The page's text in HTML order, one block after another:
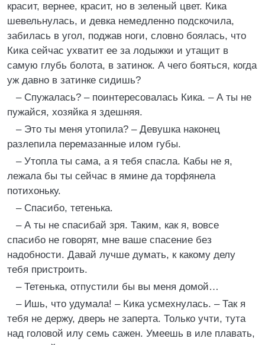
красит, вернее, красит, но в зеленый цвет. Кика
шевельнулась, и девка немедленно подскочила,
забилась в угол, поджав ноги, словно боялась, что
Кика сейчас ухватит ее за лодыжки и утащит в
самую глубь болота, в затинок. А чего бояться, когда
уж давно в затинке сидишь?
– Спужалась? – поинтересовалась Кика. – А ты не
пужайся, хозяйка я здешняя.
– Это ты меня утопила? – Девушка наконец
разлепила перемазанные илом губы.
– Утопла ты сама, а я тебя спасла. Кабы не я,
лежала бы ты сейчас в ямине да торфянела
потихоньку.
– Спасибо, тетенька.
– А ты не спасибай зря. Таким, как я, вовсе
спасибо не говорят, мне ваше спасение без
надобности. Давай лучше думать, к какому делу
тебя пристроить.
– Тетенька, отпустили бы вы меня домой…
– Ишь, что удумала! – Кика усмехнулась. – Так я
тебя не держу, дверь не заперта. Только учти, тута
над головой илу семь сажен. Умеешь в иле плавать,